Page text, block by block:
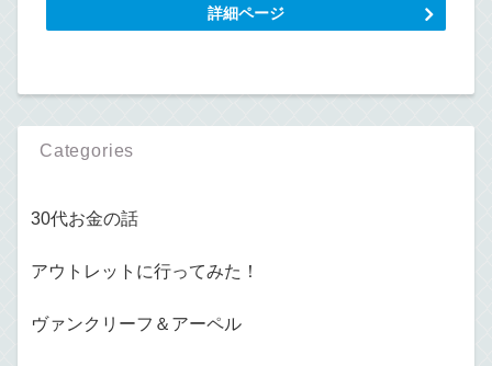
詳細ページ
Categories
30代お金の話
アウトレットに行ってみた！
ヴァンクリーフ＆アーペル